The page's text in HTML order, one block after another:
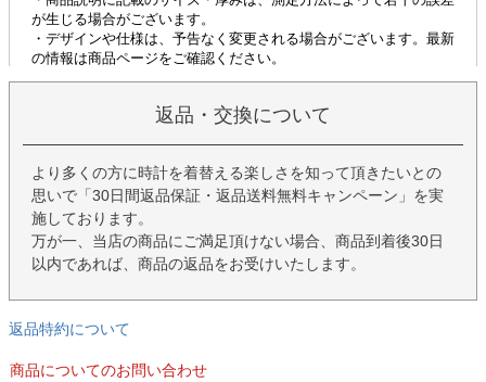
返品・交換について
より多くの方に時計を着替える楽しさを知って頂きたいとの
思いで「30日間返品保証・返品送料無料キャンペーン」を実
施しております。
万が一、当店の商品にご満足頂けない場合、商品到着後30日
以内であれば、商品の返品をお受けいたします。
返品特約について
商品についてのお問い合わせ